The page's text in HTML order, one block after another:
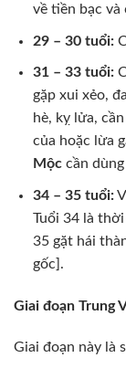
về tiền bạc và
29 – 30 tuổi:
31 – 33 tuổi:
gặp xui xẻo,
hè, kỵ lửa,
của hoặc lừa
Mộccần dùng
34 – 35 tuổi:
Tuổi 34 là
35 gặt hái
gốc].
Giai đoạn Trung
Giai đoạn này là